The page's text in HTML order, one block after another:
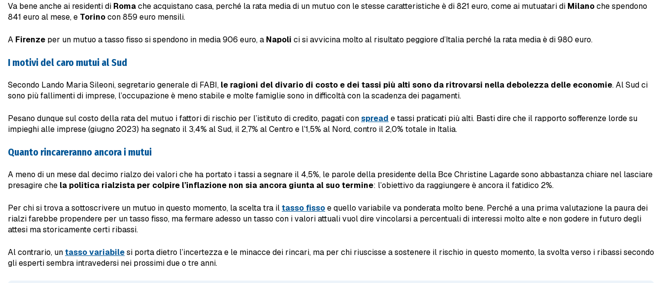
Va bene anche ai residenti di Romache acquistano casa, perché la rata media di un mutuo con le stesse caratteristiche è di 821 euro, come ai mutuatari di Milanoche spendono
841 euro al mese, e Torinocon 859 euro mensili.
A Firenze per un mutuo a tasso fisso si spendono in media 906 euro, a Napoli ci si avvicina molto al risultato peggiore d’Italia perché la rata media è di 980 euro.
I motivi del caro mutui al Sud
Secondo Lando Maria Sileoni, segretario generale di FABI, le ragioni del divario di costo e dei tassi più alti sono da ritrovarsi nella debolezza delle economie. Al Sud ci
sono più fallimenti di imprese, l’occupazione è meno stabile e molte famiglie sono in difficoltà con la scadenza dei pagamenti.
Pesano dunque sul costo della rata del mutuo i fattori di rischio per l’istituto di credito, pagati conspread e tassi praticati più alti. Basti dire che il rapporto sofferenze lorde su
impieghi alle imprese (giugno 2023) ha segnato il 3,4% al Sud, il 2,7% al Centro e l’1,5% al Nord, contro il 2,0% totale in Italia.
Quanto rincareranno ancora i mutui
A meno di un mese dal decimo rialzo dei valori che ha portato i tassi a segnare il 4,5%, le parole della presidente della Bce Christine Lagarde sono abbastanza chiare nel lasciare
presagire che la politica rialzista per colpire l’inflazione non sia ancora giunta al suo termine: l’obiettivo da raggiungere è ancora il fatidico 2%.
Per chi si trova a sottoscrivere un mutuo in questo momento, la scelta tra iltasso fissoe quello variabile va ponderata molto bene. Perché a una prima valutazione la paura dei
rialzi farebbe propendere per un tasso fisso, ma fermare adesso un tasso con i valori attuali vuol dire vincolarsi a percentuali di interessi molto alte e non godere in futuro degli
attesi ma storicamente certi ribassi.
Al contrario, untasso variabilesi porta dietro l’incertezza e le minacce dei rincari, ma per chi riuscisse a sostenere il rischio in questo momento, la svolta verso i ribassi secondo
gli esperti sembra intravedersi nei prossimi due o tre anni.